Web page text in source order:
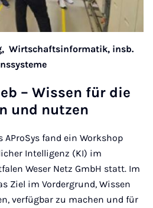
Wirtschaftsinformatik, insb.
– Wis­sen für die
und nut­zen
AProSys fand ein Workshop
Intelligenz (KI) im
Weser Netz GmbH statt. Im
Ziel im Vordergrund, Wissen
verfügbar zu machen und für